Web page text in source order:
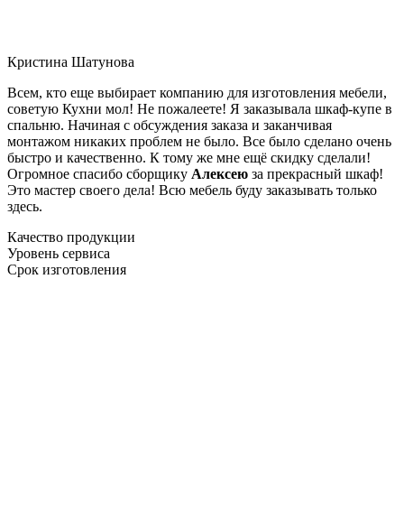
Кристина Шатунова
Всем, кто еще выбирает компанию для изготовления мебели,
советую Кухни мол! Не пожалеете! Я заказывала шкаф-купе в
спальню. Начиная с обсуждения заказа и заканчивая
монтажом никаких проблем не было. Все было сделано очень
быстро и качественно. К тому же мне ещё скидку сделали!
Огромное спасибо сборщику Алексею за прекрасный шкаф!
Это мастер своего дела! Всю мебель буду заказывать только
здесь.
Качество продукции
Уровень сервиса
Срок изготовления